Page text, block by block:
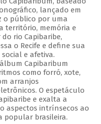
lançado em
o público por uma
território, memória e
rio Capibaribe,
o Recife e define sua
e afetiva.
Capibaribum
como forró, xote,
arranjos
O espetáculo
e exalta a
aspectos intrínsecos ao
popular brasileira.